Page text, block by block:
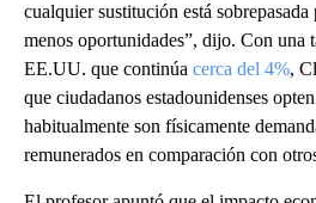
cualquier sustitución está
menos oportunidades”, dijo. Con una
EE.UU. que continúa cerca del 4%,
que ciudadanos estadounidenses
habitualmente son físicamente
remunerados en comparación con